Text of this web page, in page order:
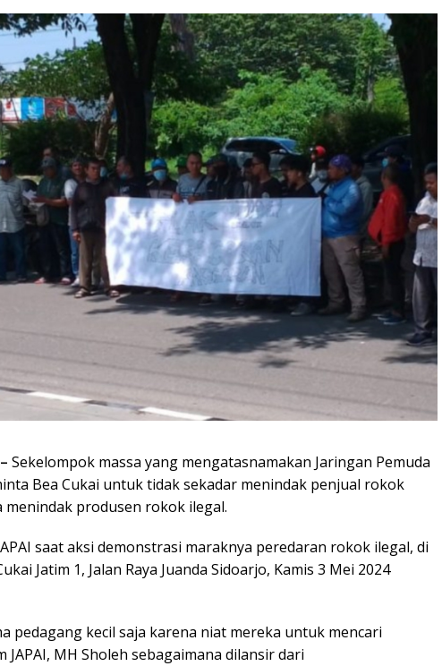
Sekelompok massa yang mengatasnamakan Jaringan Pemuda
Bea Cukai untuk tidak sekadar menindak penjual rokok
menindak produsen rokok ilegal.
saat aksi demonstrasi maraknya peredaran rokok ilegal, di
Jatim 1, Jalan Raya Juanda Sidoarjo, Kamis 3 Mei 2024
pedagang kecil saja karena niat mereka untuk mencari
JAPAI, MH Sholeh sebagaimana dilansir dari